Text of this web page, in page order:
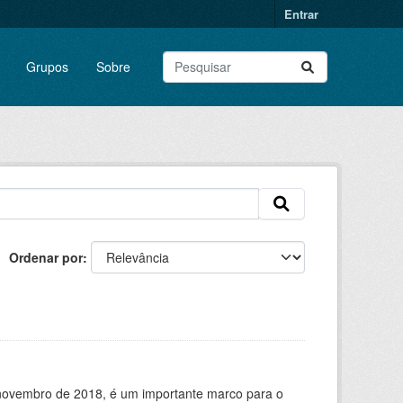
Entrar
Grupos Sobre
Ordenar por
de 2018, é um importante marco para o